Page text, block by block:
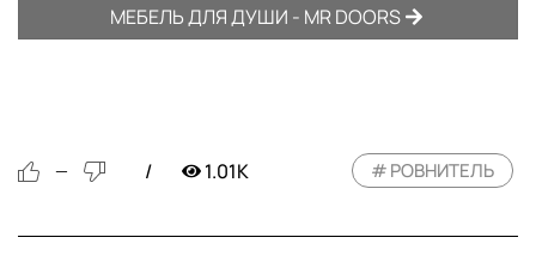
МЕБЕЛЬ ДЛЯ ДУШИ - MR DOORS
— 1.01K РОВНИТЕЛЬ